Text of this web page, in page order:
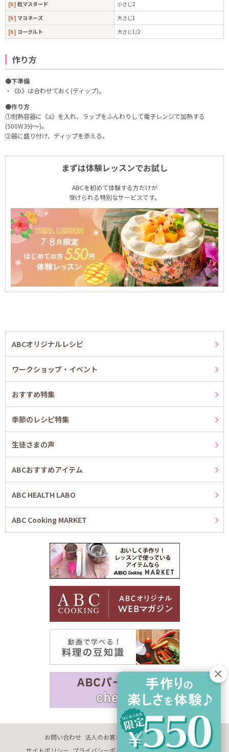
[b] 粒マスタード
小さじ2
[b] マヨネーズ
大さじ1
[b] ヨーグルト 大さじ1/2
作り方
●下準備
・《b》は合わせておく(ディップ)。
●作り方
①耐熱容器に《a》を入れ、ラップをふんわりして電子レンジで加熱する
(500W3分～)。
②器に盛り付け、ディップを添える。
まずは体験レッスンでお試し
ABCを初めて体験する方だけが
受けられる特別なサービスです。
ABCオリジナルレシピ
ワークショップ・イベント
おすすめ特集
季節のレシピ特集
生徒さまの声
ABCおすすめアイテム
ABC HEALTH LABO
ABC Cooking MARKET
お問い合わせ 法人のお客さま 企業情報
採用情報
サイトポリシー プライバシーポリシー サイトマップ 推奨環境